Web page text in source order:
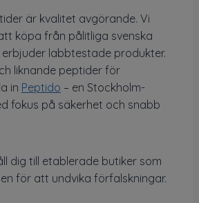
är kvalitet avgörande. Vi
köpa från pålitliga svenska
labbtestade produkter.
liknande peptider för
in Peptido – en Stockholm-
fokus på säkerhet och snabb
dig till etablerade butiker som
för att undvika förfalskningar.